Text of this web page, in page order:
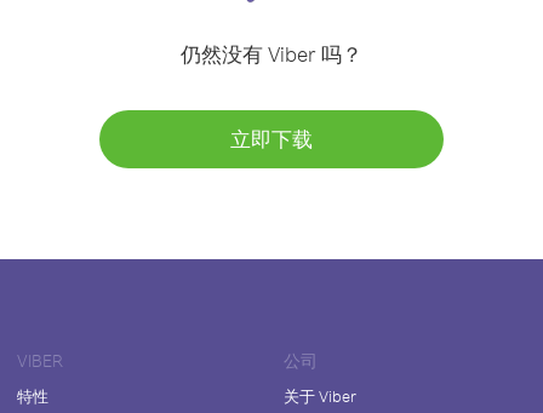
仍然没有 Viber 吗？
立即下载
VIBER
特性
公司
关于 Viber